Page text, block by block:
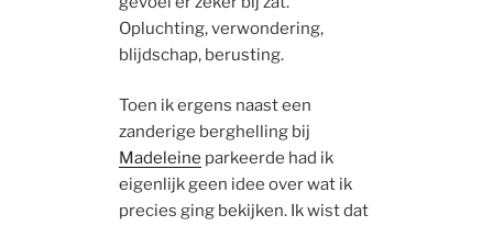
Opluchting, verwondering,
blijdschap, berusting.
Toen ik ergens naast een
zanderige berghelling bij
Madeleine parkeerde had ik
eigenlijk geen idee over wat ik
precies ging bekijken. Ik wist dat